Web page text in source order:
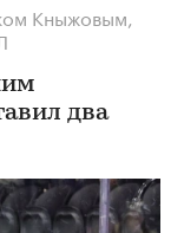
Кныжовым,
два